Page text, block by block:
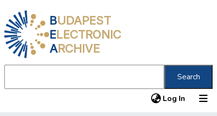
BUDAPEST
ELECTRONIC
ARCHIVE
Search
Log In (current)